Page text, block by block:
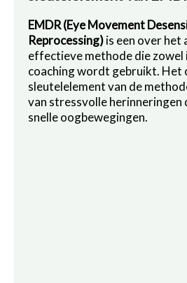
EMDR (Eye Movement
Reprocessing)is een over het
effectieve methode die zowel
coaching wordt gebruikt. Het
sleutelelement van de
van stressvolle herinneringen
snelle oogbewegingen.